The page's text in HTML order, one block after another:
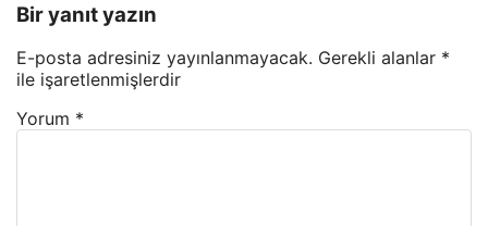
Bir yanıt yazın
E-posta adresiniz yayınlanmayacak. Gerekli alanlar *
ile işaretlenmişlerdir
Yorum *